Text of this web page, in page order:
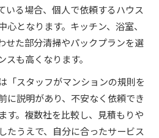
いる場合、個人で依頼するハウス
となります。キッチン、浴室、
せた部分清掃やパックプランを選
も高くなります。
「スタッフがマンションの規則を
に説明があり、不安なく依頼でき
す。複数社を比較し、見積もりや
たうえで、自分に合ったサービス